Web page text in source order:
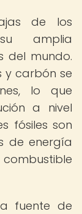
de los
amplia
del mundo.
y carbón se
lo que
a nivel
fósiles son
de energía
fuente de